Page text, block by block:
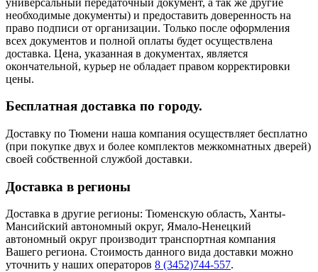
необходимые документы) и предоставить доверенность на
право подписи от организации. Только после оформления
всех документов и полной оплаты будет осуществлена
доставка. Цена, указанная в документах, является
окончательной, курьер не обладает правом корректировки
цены.
Бесплатная доставка по городу.
Доставку по Тюмени наша компания осуществляет бесплатно
(при покупке двух и более комплектов межкомнатных дверей)
своей собственной службой доставки.
Доставка в регионы
Доставка в другие регионы: Тюменскую область, Ханты-
Мансийский автономный округ, Ямало-Ненецкий
автономный округ производит транспортная компания
Вашего региона. Стоимость данного вида доставки можно
уточнить у наших операторов 8 (3452)744-557.